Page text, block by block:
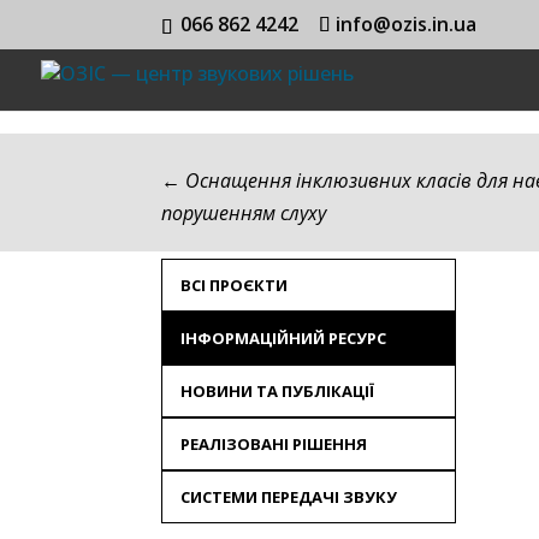
066 862 4242 info@ozis.in.ua
← Оснащення інклюзивних класів для
порушенням слуху
ВСІ ПРОЄКТИ
ІНФОРМАЦІЙНИЙ РЕСУРС
НОВИНИ ТА ПУБЛІКАЦІЇ
РЕАЛІЗОВАНІ РІШЕННЯ
СИСТЕМИ ПЕРЕДАЧІ ЗВУКУ